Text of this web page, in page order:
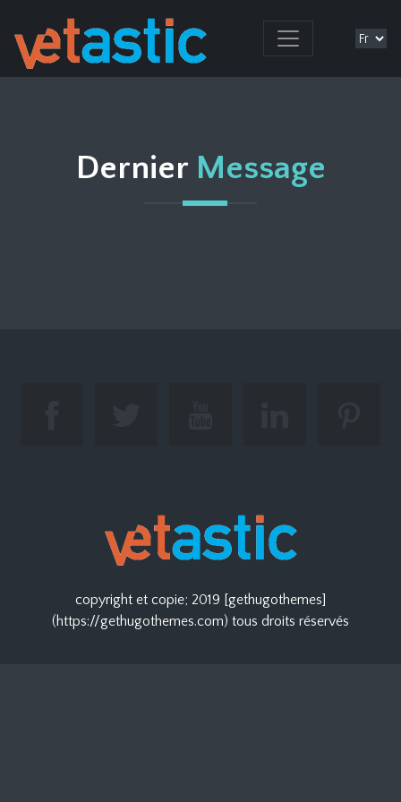
Dernier Message
copyright et copie; 2019 [gethugothemes]
(https://gethugothemes.com) tous droits réservés